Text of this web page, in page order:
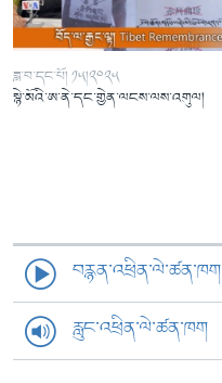
ཟླ་བ་དང་པོ། ༡༥།༢༠༢༥
སྙེ་མོའི་ཨ་ནེ་དང་གྱེན་ལངས་ལས་འགུལ།
བརྙན་འཕྲིན་ལེ་ཚན་ཁག
རླུང་འཕྲིན་ལེ་ཚན་ཁག